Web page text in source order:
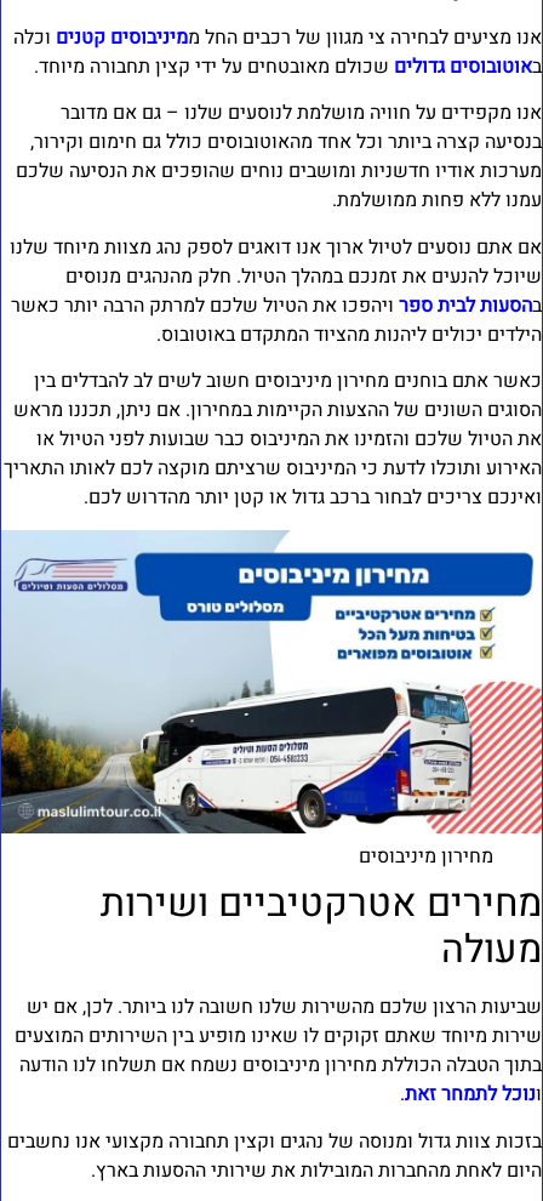
מציעים לבחירה צי מגוון של רכבים החל ממיניבוסים קטניםוכלה
אוטובוסים גדוליםשכולם מאובטחים על ידי קצין תחבורה מיוחד.
מקפידים על חוויה מושלמת לנוסעים שלנו – גם אם מדובר
קצרה ביותר וכל אחד מהאוטובוסים כולל גם חימום וקירור,
אודיו חדשניות ומושבים נוחים שהופכים את הנסיעה שלכם
ללא פחות ממושלמת.
אתם נוסעים לטיול ארוך אנו דואגים לספק נהג מצוות מיוחד שלנו
להנעים את זמנכם במהלך הטיול. חלק מהנהגים מנוסים
הסעות לבית ספרויהפכו את הטיול שלכם למרתק הרבה יותר כאשר
יכולים ליהנות מהציוד המתקדם באוטובוס.
אתם בוחנים מחירון מיניבוסים חשוב לשים לב להבדלים בין
השונים של ההצעות הקיימות במחירון. אם ניתן, תכננו מראש
הטיול שלכם והזמינו את המיניבוס כבר שבועות לפני הטיול או
ותוכלו לדעת כי המיניבוס שרציתם מוקצה לכם לאותו התאריך
צריכים לבחור ברכב גדול או קטן יותר מהדרוש לכם.
מחירון מיניבוסים
אטרקטיביים ושירות
הרצון שלכם מהשירות שלנו חשובה לנו ביותר. לכן, אם יש
מיוחד שאתם זקוקים לו שאינו מופיע בין השירותים המוצעים
הטבלה הכוללת מחירון מיניבוסים נשמח אם תשלחו לנו הודעה
נוכל לתמחר זאת.
צוות גדול ומנוסה של נהגים וקצין תחבורה מקצועי אנו נחשבים
לאחת מהחברות המובילות את שירותי ההסעות בארץ.